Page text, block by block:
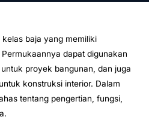
baja yang memiliki
dapat digunakan
proyek bangunan, dan juga
konstruksi interior. Dalam
tentang pengertian, fungsi,